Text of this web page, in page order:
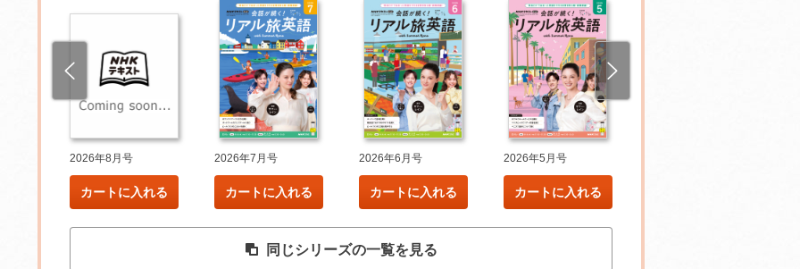
2026年8月号
カートに入れる
2026年7月号
カートに入れる
2026年6月号
カートに入れる
2026年5月号
カートに入れる
同じシリーズの一覧を見る